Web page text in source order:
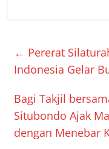
← Pererat
Indonesia Gelar
Bagi Takjil
Situbondo Ajak
dengan Menebar